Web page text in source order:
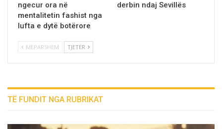
ngecur ora në
mentalitetin fashist nga
lufta e dytë botërore
derbin ndaj Sevillës
MËPARSHËM TJETËR
TË FUNDIT NGA RUBRIKAT